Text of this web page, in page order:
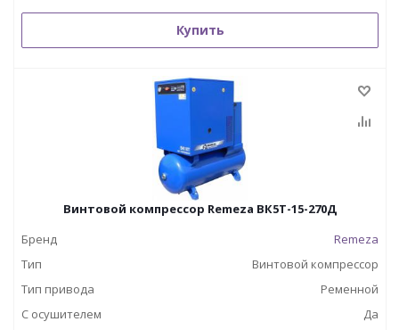
Купить
Винтовой компрессор Remeza ВК5Т-15-270Д
Бренд
Remeza
Тип
Винтовой компрессор
Тип привода
Ременной
С осушителем
Да